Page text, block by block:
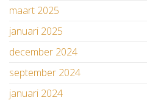
maart 2025
januari 2025
december 2024
september 2024
januari 2024